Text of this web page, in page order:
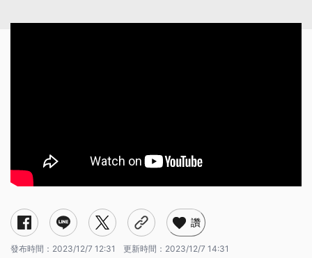
讚
發布時間： 2023/12/7 12:31 更新時間： 2023/12/7 14:31